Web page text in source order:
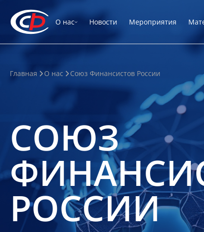
О нас Новости Мероприятия
Главная О нас Союз Финансистов России
СОЮЗ
РОССИИ